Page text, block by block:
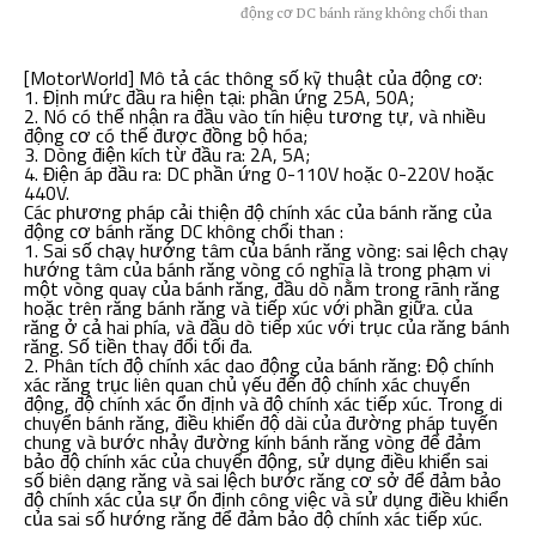
động cơ DC bánh răng không chổi than
[MotorWorld] Mô tả các thông số kỹ thuật của động cơ:
1. Định mức đầu ra hiện tại: phần ứng 25A, 50A;
2. Nó có thể nhận ra đầu vào tín hiệu tương tự, và nhiều
động cơ có thể được đồng bộ hóa;
3. Dòng điện kích từ đầu ra: 2A, 5A;
4. Điện áp đầu ra: DC phần ứng 0-110V hoặc 0-220V hoặc
440V.
Các phương pháp cải thiện độ chính xác của bánh răng của
động cơ bánh răng DC không chổi than :
1. Sai số chạy hướng tâm của bánh răng vòng: sai lệch chạy
hướng tâm của bánh răng vòng có nghĩa là trong phạm vi
một vòng quay của bánh răng, đầu dò nằm trong rãnh răng
hoặc trên răng bánh răng và tiếp xúc với phần giữa. của
răng ở cả hai phía, và đầu dò tiếp xúc với trục của răng bánh
răng. Số tiền thay đổi tối đa.
2. Phân tích độ chính xác dao động của bánh răng: Độ chính
xác răng trục liên quan chủ yếu đến độ chính xác chuyển
động, độ chính xác ổn định và độ chính xác tiếp xúc. Trong di
chuyển bánh răng, điều khiển độ dài của đường pháp tuyến
chung và bước nhảy đường kính bánh răng vòng để đảm
bảo độ chính xác của chuyển động, sử dụng điều khiển sai
số biên dạng răng và sai lệch bước răng cơ sở để đảm bảo
độ chính xác của sự ổn định công việc và sử dụng điều khiển
của sai số hướng răng để đảm bảo độ chính xác tiếp xúc.